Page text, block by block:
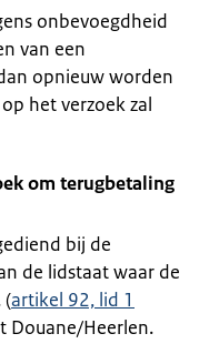
onbevoegdheid
van een
opnieuw worden
het verzoek zal
om terugbetaling
bij de
de lidstaat waar de
(artikel 92, lid 1
Douane/Heerlen.